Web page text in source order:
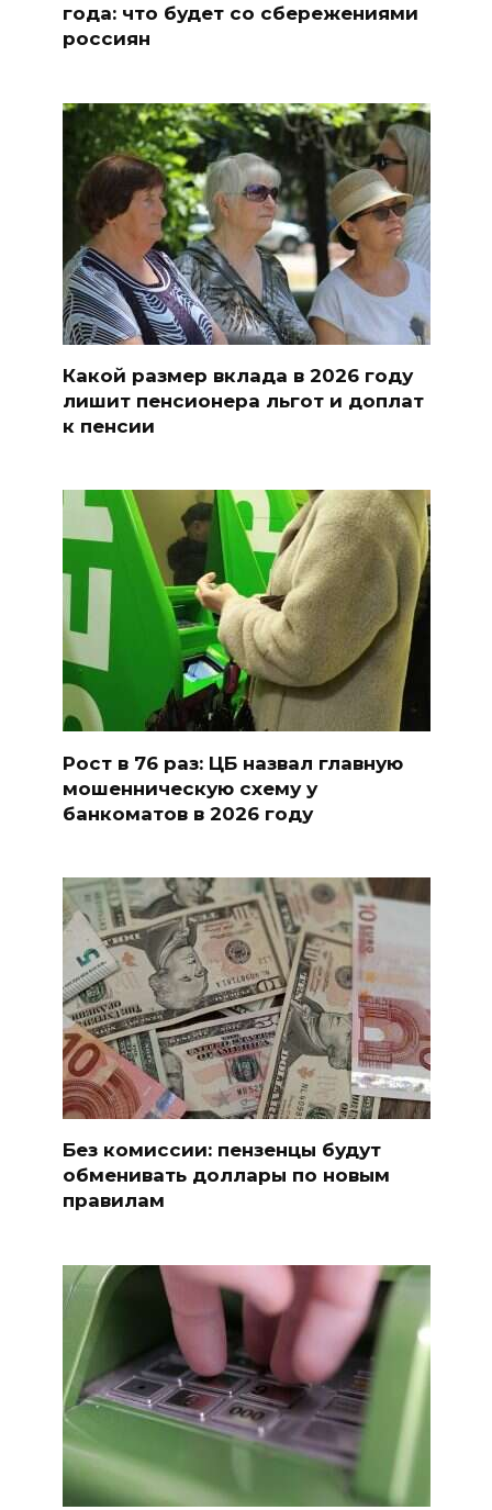
года: что будет со сбережениями
россиян
Какой размер вклада в 2026 году
лишит пенсионера льгот и доплат
к пенсии
Рост в 76 раз: ЦБ назвал главную
мошенническую схему у
банкоматов в 2026 году
Без комиссии: пензенцы будут
обменивать доллары по новым
правилам